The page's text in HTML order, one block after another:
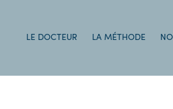
LE DOCTEUR LA MÉTHODE